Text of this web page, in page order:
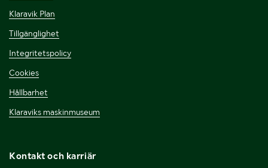
Klaravik Plan
Tillgänglighet
Integritetspolicy
Cookies
Hållbarhet
Klaraviks maskinmuseum
Kontakt och karriär